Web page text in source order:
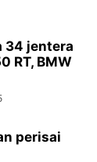
34 jentera
RT, BMW
perisai